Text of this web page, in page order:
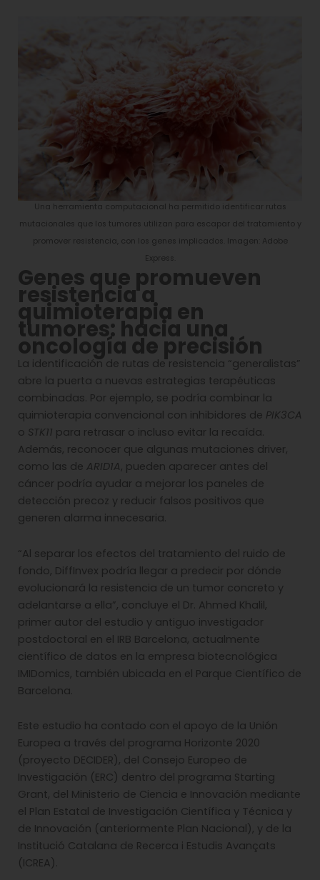
Una herramienta computacional ha permitido identificar rutas
mutacionales que los tumores utilizan para escapar del tratamiento y
promover resistencia, con los genes implicados. Imagen: Adobe
Express.
Genes que promueven
resistencia a
quimioterapia en
tumores: hacia una
oncología de precisión
La identificación de rutas de resistencia “generalistas”
abre la puerta a nuevas estrategias terapéuticas
combinadas. Por ejemplo, se podría combinar la
quimioterapia convencional con inhibidores de PIK3CA
o STK11 para retrasar o incluso evitar la recaída.
Además, reconocer que algunas mutaciones driver,
como las de ARID1A, pueden aparecer antes del
cáncer podría ayudar a mejorar los paneles de
detección precoz y reducir falsos positivos que
generen alarma innecesaria.
“Al separar los efectos del tratamiento del ruido de
fondo, DiffInvex podría llegar a predecir por dónde
evolucionará la resistencia de un tumor concreto y
adelantarse a ella”, concluye el Dr. Ahmed Khalil,
primer autor del estudio y antiguo investigador
postdoctoral en el IRB Barcelona, actualmente
científico de datos en la empresa biotecnológica
IMIDomics, también ubicada en el Parque Científico de
Barcelona.
Este estudio ha contado con el apoyo de la Unión
Europea a través del programa Horizonte 2020
(proyecto DECIDER), del Consejo Europeo de
Investigación (ERC) dentro del programa Starting
Grant, del Ministerio de Ciencia e Innovación mediante
el Plan Estatal de Investigación Científica y Técnica y
de Innovación (anteriormente Plan Nacional), y de la
Institució Catalana de Recerca i Estudis Avançats
(ICREA).